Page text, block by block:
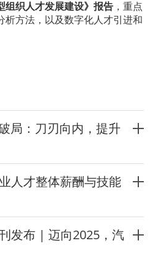
织人才发展建设》报告 ，重点
析方法，以及数字化人才引进和
局：刀刃向内，提升
人才整体薪酬与技能
发布 | 迈向2025，汽